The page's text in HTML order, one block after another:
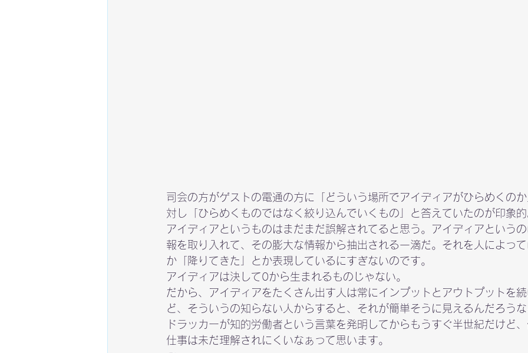
司会の方がゲストの電通の方に「どういう場所でアイディアがひらめくの
対し「ひらめくものではなく絞り込んでいくもの」と答えていたのが印象的
アイディアというものはまだまだ誤解されてると思う。アイディアという
報を取り入れて、その膨大な情報から抽出される一滴だ。それを人によっ
か「降りてきた」とか表現しているにすぎないのです。
アイディアは決して0から生まれるものじゃない。
だから、アイディアをたくさん出す人は常にインプットとアウトプットを
ど、そういうの知らない人からすると、それが簡単そうに見えるんだろうな
ドラッカーが知的労働者という言葉を発明してからもうすぐ半世紀だけど
仕事は未だ理解されにくいなぁって思います。